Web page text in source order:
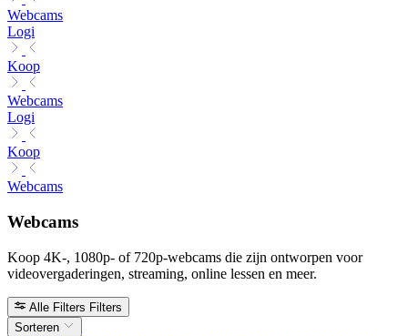
Webcams
Logi
Koop
Webcams
Logi
Koop
Webcams
Webcams
Koop 4K-, 1080p- of 720p-webcams die zijn ontworpen voor
videovergaderingen, streaming, online lessen en meer.
Alle Filters Filters
Sorteren